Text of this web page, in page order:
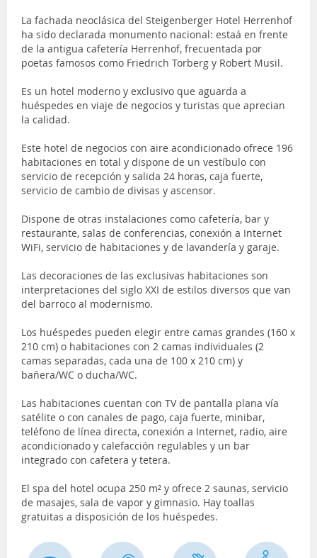
La fachada neoclásica del Steigenberger Hotel Herrenhof
ha sido declarada monumento nacional: estaá en frente
de la antigua cafetería Herrenhof, frecuentada por
poetas famosos como Friedrich Torberg y Robert Musil.
Es un hotel moderno y exclusivo que aguarda a
huéspedes en viaje de negocios y turistas que aprecian
la calidad.
Este hotel de negocios con aire acondicionado ofrece 196
habitaciones en total y dispone de un vestíbulo con
servicio de recepción y salida 24 horas, caja fuerte,
servicio de cambio de divisas y ascensor.
Dispone de otras instalaciones como cafetería, bar y
restaurante, salas de conferencias, conexión a Internet
WiFi, servicio de habitaciones y de lavandería y garaje.
Las decoraciones de las exclusivas habitaciones son
interpretaciones del siglo XXI de estilos diversos que van
del barroco al modernismo.
Los huéspedes pueden elegir entre camas grandes (160 x
210 cm) o habitaciones con 2 camas individuales (2
camas separadas, cada una de 100 x 210 cm) y
bañera/WC o ducha/WC.
Las habitaciones cuentan con TV de pantalla plana vía
satélite o con canales de pago, caja fuerte, minibar,
teléfono de línea directa, conexión a Internet, radio, aire
acondicionado y calefacción regulables y un bar
integrado con cafetera y tetera.
El spa del hotel ocupa 250 m² y ofrece 2 saunas, servicio
de masajes, sala de vapor y gimnasio. Hay toallas
gratuitas a disposición de los huéspedes.